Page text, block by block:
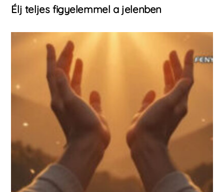
Élj teljes figyelemmel a jelenben